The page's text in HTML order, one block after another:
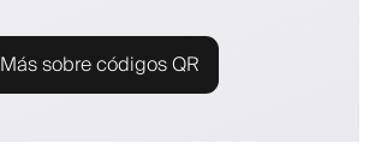
Más sobre códigos QR